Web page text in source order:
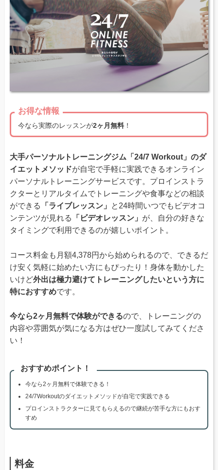
お得な情報
今なら実際のレッスンが2ヶ月無料 ！
大手パーソナルトレーニングジム「24/7 Workout」のダ
イエットメソッドが自宅で手軽に実践できるオンライン
パーソナルトレーニングサービスです。プロインストラ
クターとリアルタイムでトレーニングや食事などの相談
ができる
「ライブレッスン」
と24時間いつでもビデオコ
ンテンツが見れる
「ビデオレッスン」 が、自分の好きな
タイミングで利用できるのが嬉しいポイント。
コース料金も月額4,378円から始められるので、できるだ
け安く気軽に始めたい方にもぴったり！身体を動かした
いけど外出は極力避けてトレーニングしたいという方に
特におすすめです。
今なら2ヶ月無料で体験ができるので、トレーニングの
内容や雰囲気が気になる方はぜひ一度試してみてくださ
い！
おすすめポイント！
今なら2ヶ月無料で体験できる！
24/7Workoutのダイエットメソッドが自宅で実践できる
プロインストラクターに見てもらえるので継続が苦手な方にもおす
すめ
料金